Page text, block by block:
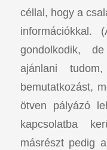
céllal, hogy a
információkkal.
gondolkodik,
ajánlani
bemutatkozást,
ötven pályázó
kapcsolatba
másrészt pedig